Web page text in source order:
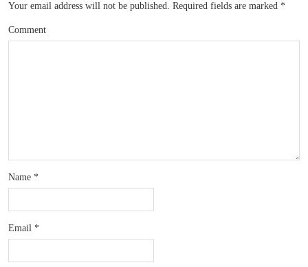
Your email address will not be published. Required fields are marked *
Comment
Name *
Email *